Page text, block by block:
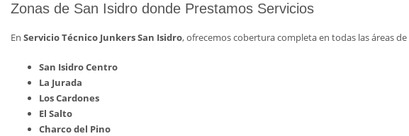
Zonas de San Isidro donde Prestamos Servicios
En Servicio Técnico Junkers San Isidro, ofrecemos cobertura completa en todas las áreas
San Isidro Centro
La Jurada
Los Cardones
El Salto
Charco del Pino